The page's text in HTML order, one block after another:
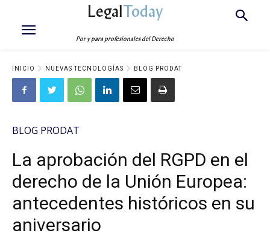
LegalToday
Por y para profesionales del Derecho
INICIO NUEVAS TECNOLOGÍAS BLOG PRODAT
BLOG PRODAT
La aprobación del RGPD en el
derecho de la Unión Europea:
antecedentes históricos en su
aniversario